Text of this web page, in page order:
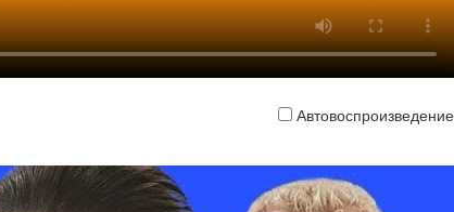
Автовоспроизведение